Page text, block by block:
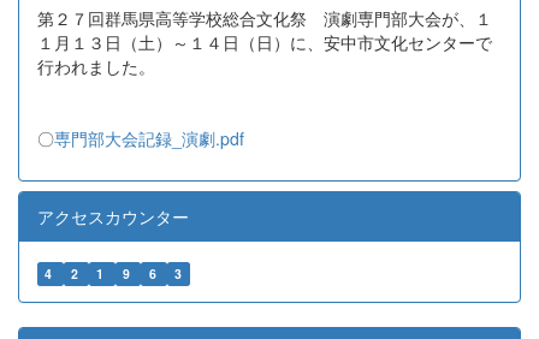
第２７回群馬県高等学校総合文化祭 演劇専門部大会が、１
１月１３日（土）～１４日（日）に、安中市文化センターで
行われました。
〇専門部大会記録_演劇.pdf
アクセスカウンター
4 2 1 9 6 3